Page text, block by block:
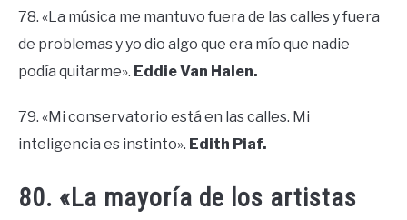
78. «La música me mantuvo fuera de las calles y fuera
de problemas y yo dio algo que era mío que nadie
podía quitarme». Eddie Van Halen.
79. «Mi conservatorio está en las calles. Mi
inteligencia es instinto». Edith Piaf.
80. «La mayoría de los artistas